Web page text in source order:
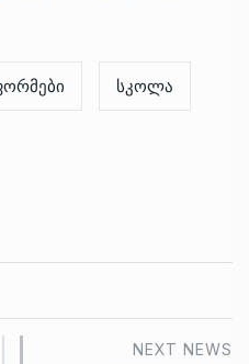
სკოლა
NEXT NEWS